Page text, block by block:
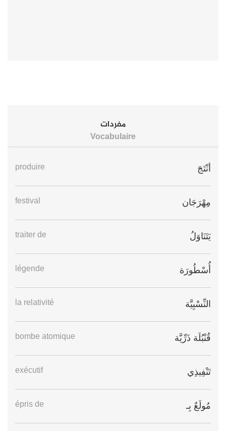
مفردات
Vocabulaire
أنْتَجَ produire
مِهْرَجَان festival
يَتَنَاوَلُ traiter de
أُسْطُورَة légende
النِّسْبِيَّة la relativité
قُنْبُلَة ذَرِّيَّة bombe atomique
تَنْفِيذِي exécutif
مُولَعٌ بِـ épris de